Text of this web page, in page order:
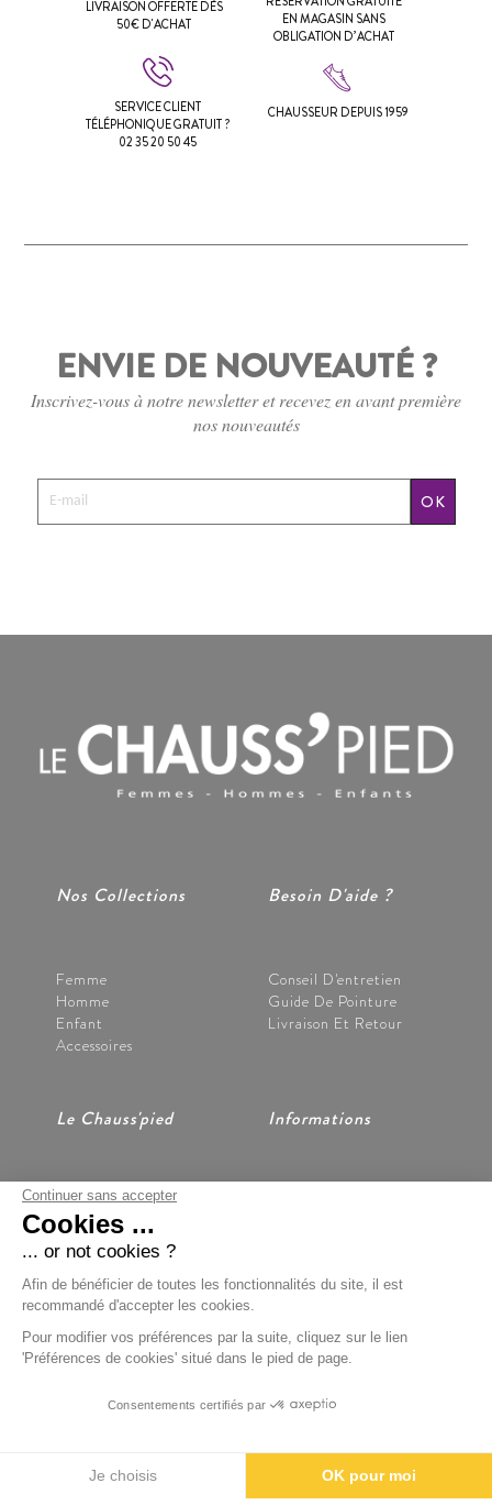
LIVRAISON OFFERTE DÈS
50€ D'ACHAT
EN MAGASIN SANS
OBLIGATION D’ACHAT
SERVICE CLIENT
TÉLÉPHONIQUE GRATUIT ?
02 35 20 50 45
CHAUSSEUR DEPUIS 1959
ENVIE DE NOUVEAUTÉ ?
Inscrivez-vous à notre newsletter et recevez en avant première
nos nouveautés
OK
Nos Collections
Femme
Homme
Enfant
Accessoires
Besoin D'aide ?
Conseil D'entretien
Guide De Pointure
Livraison Et Retour
Le Chauss'pied
Nos Magasins
Notre Histoire
Nous Contacter
Informations
BOONDOOA
Continuer sans accepter
Cookies ...
... or not cookies ?
Afin de bénéficier de toutes les fonctionnalités du site, il est
recommandé d'accepter les cookies.
Pour modifier vos préférences par la suite, cliquez sur le lien
'Préférences de cookies' situé dans le pied de page.
Consentements certifiés par
Je choisis
OK pour moi